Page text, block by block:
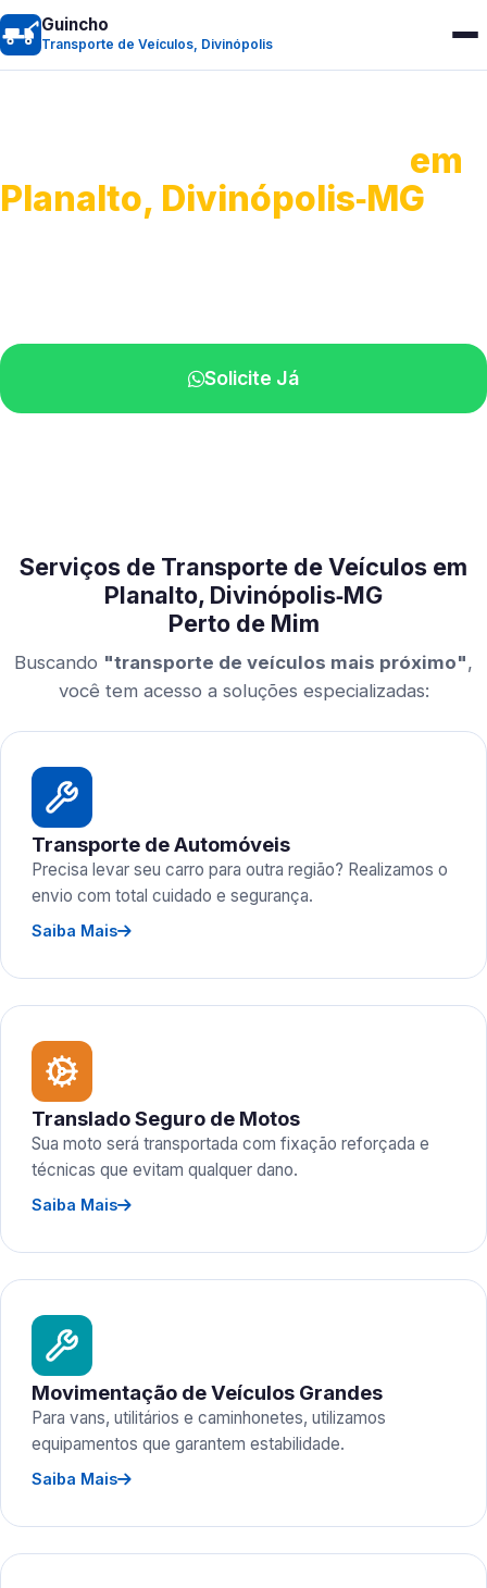
Guincho
Transporte de Veículos, Divinópolis
em
Planalto, Divinópolis‑MG
Solicite Já
Serviços de Transporte de Veículos em
Planalto, Divinópolis‑MG
Perto de Mim
Buscando "transporte de veículos mais próximo",
você tem acesso a soluções especializadas:
Transporte de Automóveis
Precisa levar seu carro para outra região? Realizamos o
envio com total cuidado e segurança.
Saiba Mais
Translado Seguro de Motos
Sua moto será transportada com fixação reforçada e
técnicas que evitam qualquer dano.
Saiba Mais
Movimentação de Veículos Grandes
Para vans, utilitários e caminhonetes, utilizamos
equipamentos que garantem estabilidade.
Saiba Mais